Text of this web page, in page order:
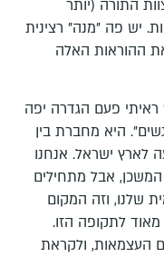
63 מצוות מתוך 613 מצוות התורה (יותר
בפרשת "בהר" עוד 24 מצוות. יש פה "מנה" רצינית
ההוראות האלה
פעם הגדרה יפה
היא מחברת בין
לארץ ישראל. אנחנו
המשכן, אבל מתחילים
שלנו, וזה המקום
לתקופה הזו.
העצמאות, ולקראת